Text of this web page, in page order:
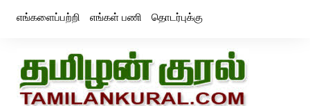
எங்களைப்பற்றி எங்கள் பணி தொடர்புக்கு